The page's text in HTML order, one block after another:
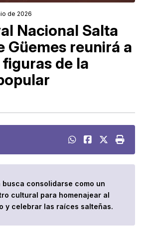
de 2026
Nacional Salta
Güemes reunirá a
de la
busca consolidarse como un
cultural para homenajear al
y celebrar las raíces salteñas.